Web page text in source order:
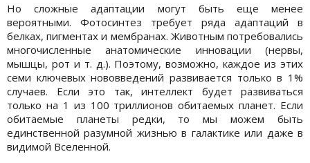
Но сложные адаптации могут быть еще менее
вероятными. Фотосинтез требует ряда адаптаций в
белках, пигментах и ​​мембранах. Животным потребовались
многочисленные анатомические инновации (нервы,
мышцы, рот и т. д.). Поэтому, возможно, каждое из этих
семи ключевых нововведений развивается только в 1%
случаев. Если это так, интеллект будет развиваться
только на 1 из 100 триллионов обитаемых планет. Если
обитаемые планеты редки, то мы можем быть
единственной разумной жизнью в галактике или даже в
видимой Вселенной.